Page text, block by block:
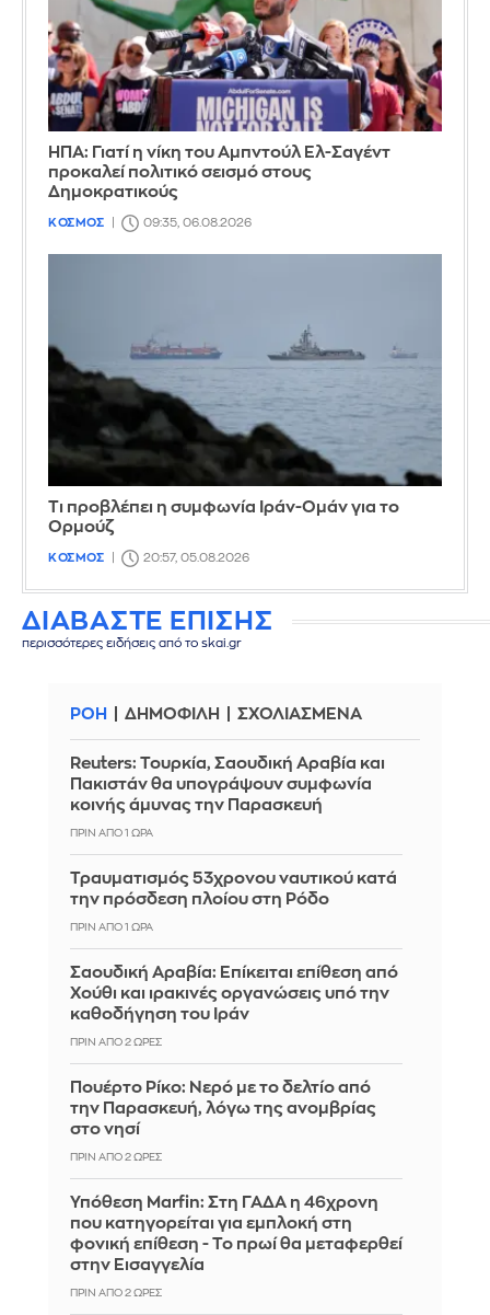
ΗΠΑ: Γιατί η νίκη του Αμπντούλ Ελ-Σαγέντ
προκαλεί πολιτικό σεισμό στους
Δημοκρατικούς
ΚΟΣΜΟΣ 09:35, 06.08.2026
Τι προβλέπει η συμφωνία Ιράν-Ομάν για το
Ορμούζ
ΚΟΣΜΟΣ 20:57, 05.08.2026
ΔΙΑΒΑΣΤΕ ΕΠΙΣΗΣ
περισσότερες ειδήσεις από το skai.gr
ΡΟΗ ΔΗΜΟΦΙΛΗ ΣΧΟΛΙΑΣΜΕΝΑ
Reuters: Τουρκία, Σαουδική Αραβία και
Πακιστάν θα υπογράψουν συμφωνία
κοινής άμυνας την Παρασκευή
ΠΡΙΝ ΑΠΌ 1 ΏΡΑ
Τραυματισμός 53χρονου ναυτικού κατά
την πρόσδεση πλοίου στη Ρόδο
ΠΡΙΝ ΑΠΌ 1 ΏΡΑ
Σαουδική Αραβία: Επίκειται επίθεση από
Χούθι και ιρακινές οργανώσεις υπό την
καθοδήγηση του Ιράν
ΠΡΙΝ ΑΠΌ 2 ΏΡΕΣ
Πουέρτο Ρίκο: Νερό με το δελτίο από
την Παρασκευή, λόγω της ανομβρίας
στο νησί
ΠΡΙΝ ΑΠΌ 2 ΏΡΕΣ
Υπόθεση Marfin: Στη ΓΑΔΑ η 46χρονη
που κατηγορείται για εμπλοκή στη
φονική επίθεση - Το πρωί θα μεταφερθεί
στην Εισαγγελία
ΠΡΙΝ ΑΠΌ 2 ΏΡΕΣ